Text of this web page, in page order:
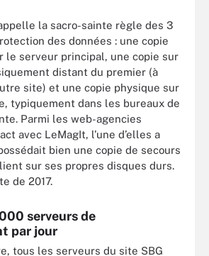
la sacro-sainte règle des 3
des données : une copie
le serveur principal, une copie sur
distant du premier (à
site) et une copie physique sur
typiquement dans les bureaux de
Parmi les web-agencies
avec LeMagIt, l’une d’elles a
bien une copie de secours
sur ses propres disques durs.
de 2017.
serveurs de
par jour
tous les serveurs du site SBG